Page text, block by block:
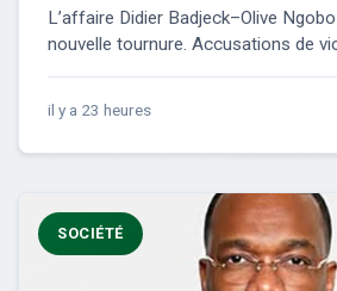
L’affaire Didier Badjeck–Olive
nouvelle tournure. Accusations de
il y a 23 heures
SOCIÉTÉ